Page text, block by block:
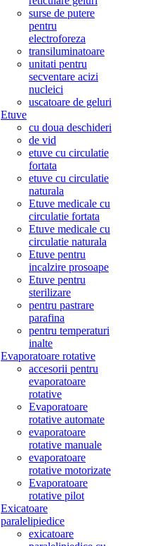
surse de putere
pentru
electroforeza
transiluminatoare
unitati pentru
secventare acizi
nucleici
uscatoare de geluri
Etuve
cu doua deschideri
de vid
etuve cu circulatie
fortata
etuve cu circulatie
naturala
Etuve medicale cu
circulatie fortata
Etuve medicale cu
circulatie naturala
Etuve pentru
incalzire prosoape
Etuve pentru
sterilizare
pentru pastrare
parafina
pentru temperaturi
inalte
Evaporatoare rotative
accesorii pentru
evaporatoare
rotative
Evaporatoare
rotative automate
evaporatoare
rotative manuale
evaporatoare
rotative motorizate
Evaporatoare
rotative pilot
Exicatoare
paralelipiedice
exicatoare